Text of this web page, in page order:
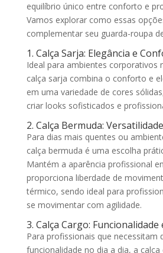
equilíbrio único entre conforto e
Vamos explorar como essas
complementar seu guarda-roupa
1. Calça Sarja: Elegância e
Ideal para ambientes corporativos
calça sarja combina o conforto e
em uma variedade de cores
criar looks sofisticados e
2. Calça Bermuda:
Para dias mais quentes ou
calça bermuda é uma escolha
Mantém a aparência profissional
proporciona liberdade de
térmico, sendo ideal para
se movimentar com agilidade.
3. Calça Cargo: Funcionalidade
Para profissionais que necessitam
funcionalidade no dia a dia, a